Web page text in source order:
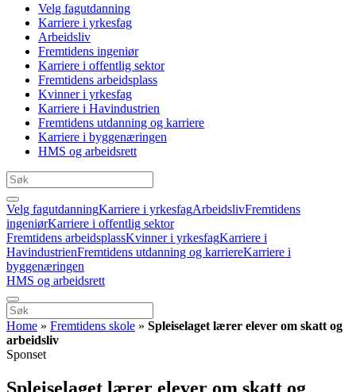
Velg fagutdanning
Karriere i yrkesfag
Arbeidsliv
Fremtidens ingeniør
Karriere i offentlig sektor
Fremtidens arbeidsplass
Kvinner i yrkesfag
Karriere i Havindustrien
Fremtidens utdanning og karriere
Karriere i byggenæringen
HMS og arbeidsrett
Velg fagutdanningKarriere i yrkesfagArbeidslivFremtidens
ingeniørKarriere i offentlig sektor
Fremtidens arbeidsplassKvinner i yrkesfagKarriere i
HavindustrienFremtidens utdanning og karriereKarriere i
byggenæringen
HMS og arbeidsrett
Home » Fremtidens skole » Spleiselaget lærer elever om skatt og
arbeidsliv
Sponset